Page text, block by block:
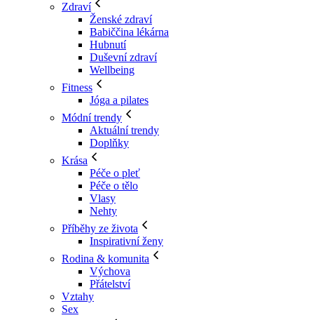
Zdraví
Ženské zdraví
Babiččina lékárna
Hubnutí
Duševní zdraví
Wellbeing
Fitness
Jóga a pilates
Módní trendy
Aktuální trendy
Doplňky
Krása
Péče o pleť
Péče o tělo
Vlasy
Nehty
Příběhy ze života
Inspirativní ženy
Rodina & komunita
Výchova
Přátelství
Vztahy
Sex